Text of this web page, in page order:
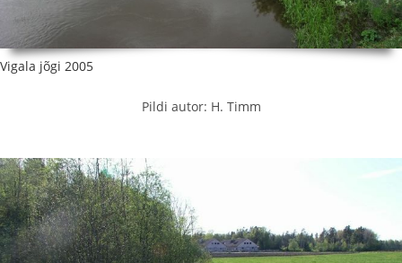
Vigala jõgi 2005
Pildi autor: H. Timm